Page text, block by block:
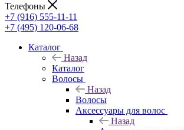
Телефоны
+7 (916) 555-11-11
+7 (495) 120-06-68
Каталог
Назад
Каталог
Волосы
Назад
Волосы
Аксессуары для волос
Назад